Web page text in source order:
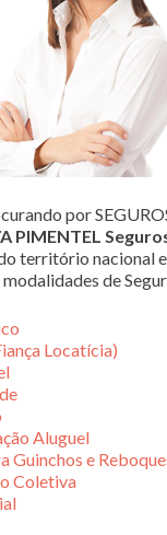
por
PIMENTEL
território nacional
de
Locatícia)
Aluguel
Guinchos e
Coletiva